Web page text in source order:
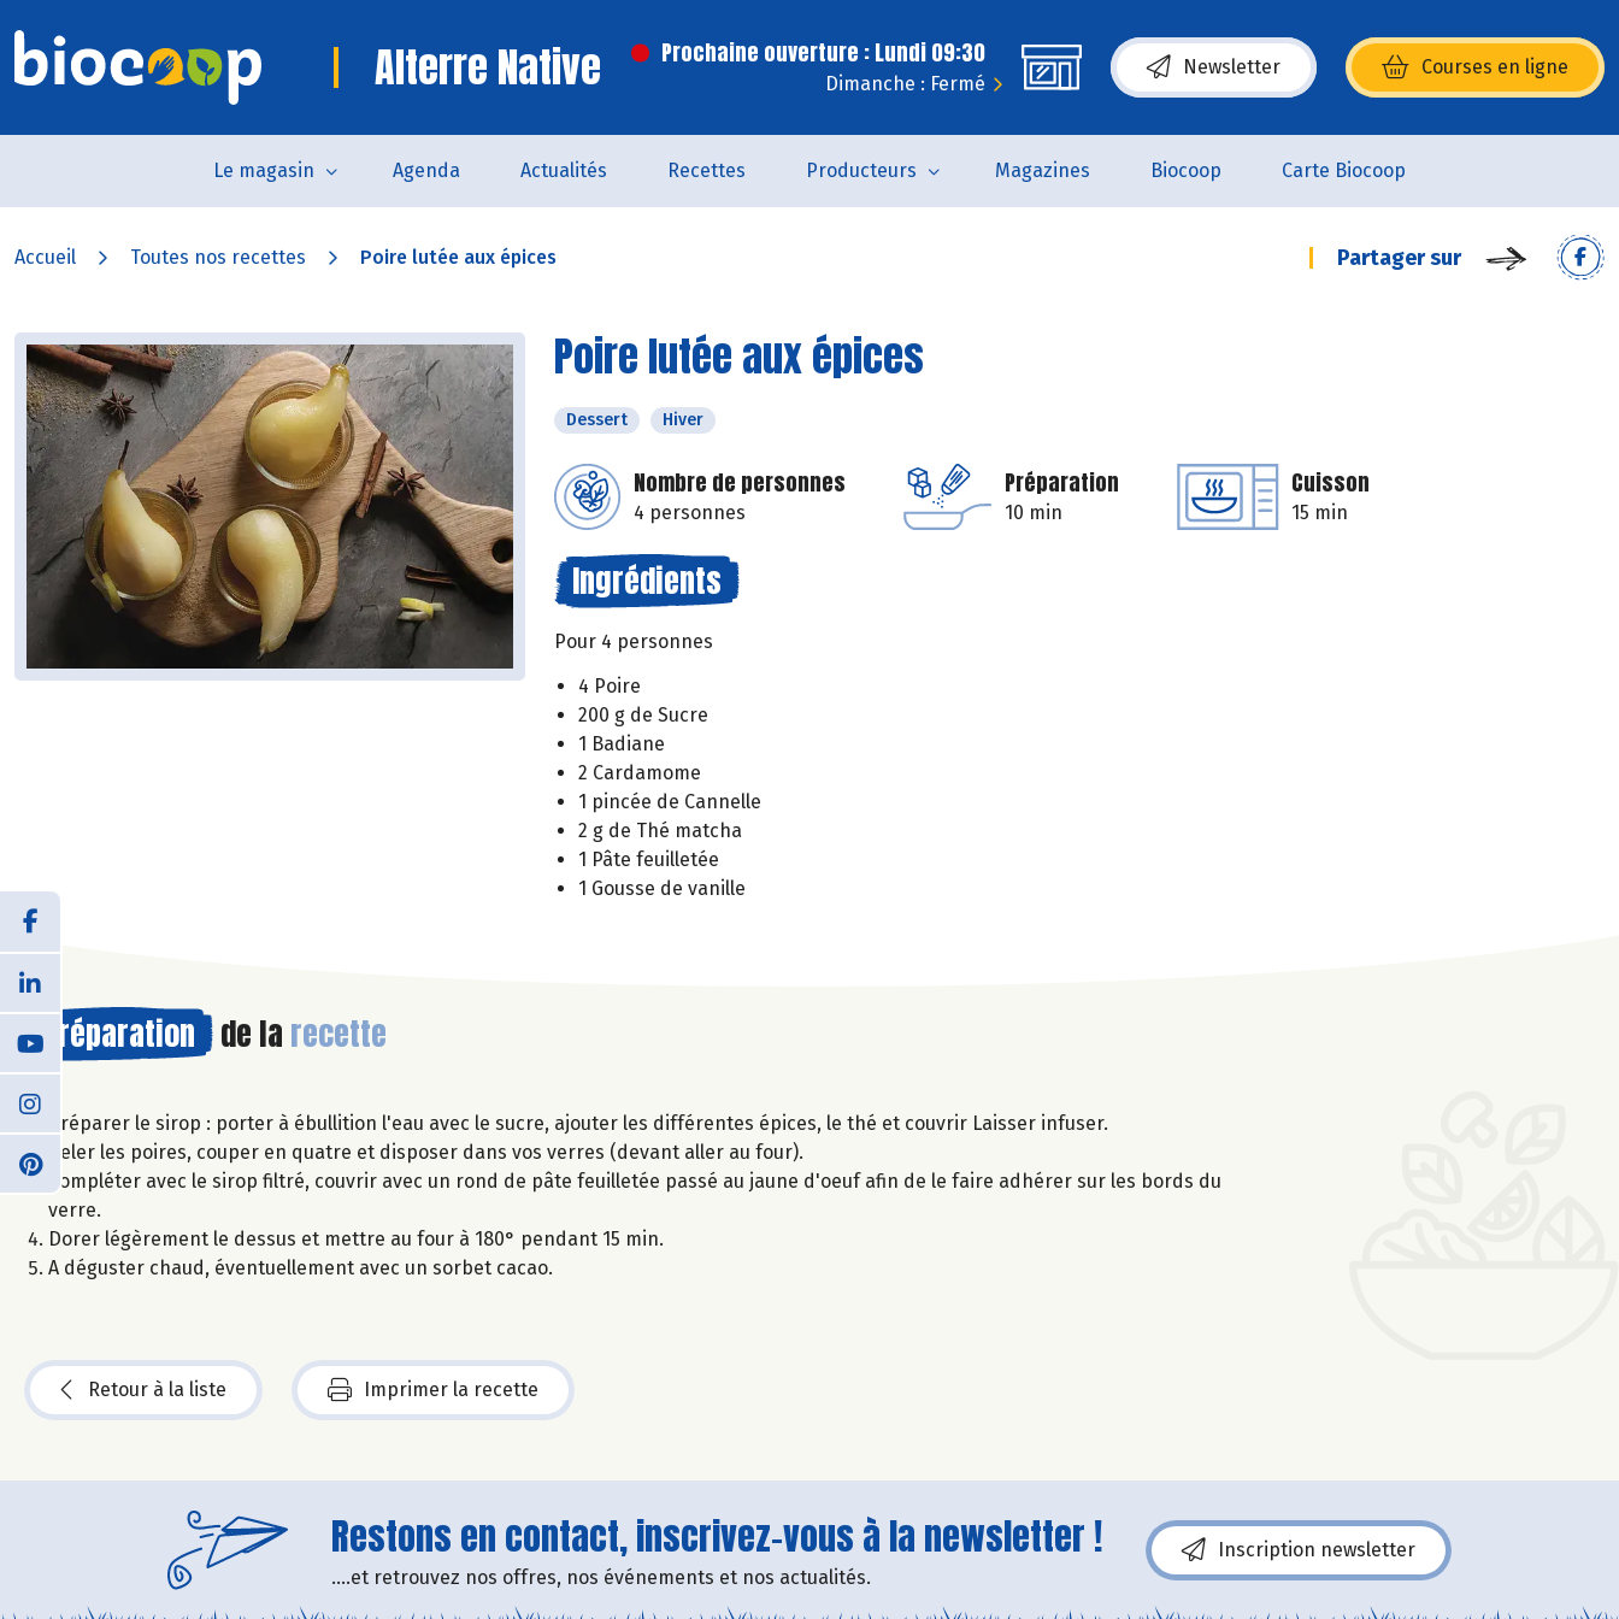
Alterre Native Prochaine ouverture : Lundi 09:30
Dimanche : Fermé
Newsletter Courses en ligne
(s’ouvre dans une nouvelle fenêtre)
Le magasin Agenda Actualités Recettes Producteurs Magazines Biocoop Carte Biocoop
Accueil Toutes nos recettes Poire lutée aux épices Partager sur
Poire lutée aux épices
Dessert Hiver
Nombre de personnes
4 personnes
Préparation
10 min
Cuisson
15 min
Ingrédients
Pour 4 personnes
4 Poire
200 g de Sucre
1 Badiane
2 Cardamome
1 pincée de Cannelle
2 g de Thé matcha
1 Pâte feuilletée
1 Gousse de vanille
Préparation de la recette
Préparer le sirop : porter à ébullition l'eau avec le sucre, ajouter les différentes épices, le thé et couvrir Laisser infuser.
Peler les poires, couper en quatre et disposer dans vos verres (devant aller au four).
Compléter avec le sirop filtré, couvrir avec un rond de pâte feuilletée passé au jaune d'oeuf afin de le faire adhérer sur les bords du
verre.
Dorer légèrement le dessus et mettre au four à 180° pendant 15 min.
A déguster chaud, éventuellement avec un sorbet cacao.
Retour à la liste Imprimer la recette
Restons en contact, inscrivez-vous à la newsletter !
....et retrouvez nos offres, nos événements et nos actualités.
Inscription newsletter